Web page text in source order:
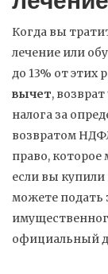
Когда вы
лечение или
до 13% от этих
вычет,
налога за
возвратом
право, которое
если вы купили
можете подать
официальный